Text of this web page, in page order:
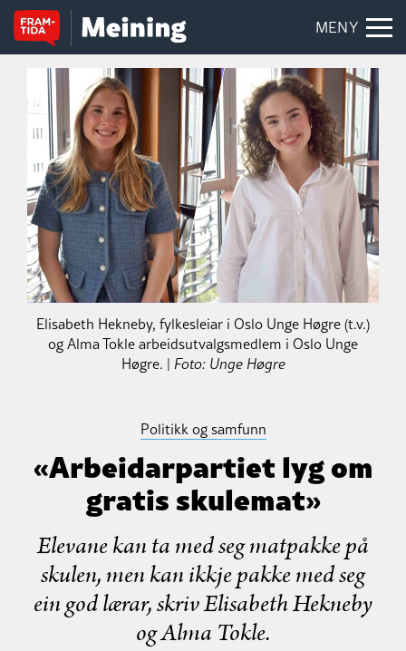
MENY
Elisabeth Hekneby, fylkesleiar i Oslo Unge Høgre (t.v.)
og Alma Tokle arbeidsutvalgsmedlem i Oslo Unge
Høgre. | Foto: Unge Høgre
Politikk og samfunn
«Arbeidarpartiet lyg om
gratis skulemat»
Elevane kan ta med seg matpakke på
skulen, men kan ikkje pakke med seg
ein god lærar, skriv Elisabeth Hekneby
og Alma Tokle.